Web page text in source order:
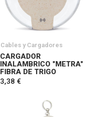
Cables y Cargadores
CARGADOR
INALAMBRICO "METRA"
FIBRA DE TRIGO
3,38 €